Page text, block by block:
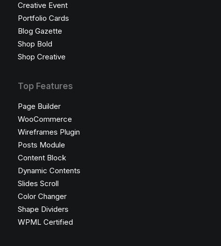
Creative Event
Portfolio Cards
Blog Gazette
Shop Bold
Shop Creative
Top Features
Page Builder
WooCommerce
Wireframes Plugin
Posts Module
Content Block
Dynamic Contents
Slides Scroll
Color Changer
Shape Dividers
WPML Certified